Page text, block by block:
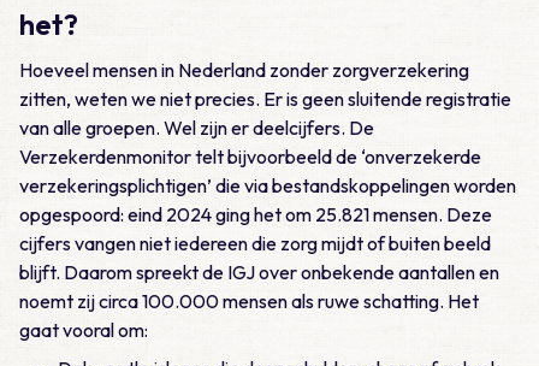
het?
Hoeveel mensen in Nederland zonder zorgverzekering
zitten, weten we niet precies. Er is geen sluitende registratie
van alle groepen. Wel zijn er deelcijfers. De
Verzekerdenmonitor telt bijvoorbeeld de ‘onverzekerde
verzekeringsplichtigen’ die via bestandskoppelingen worden
opgespoord: eind 2024 ging het om 25.821 mensen. Deze
cijfers vangen niet iedereen die zorg mijdt of buiten beeld
blijft. Daarom spreekt de IGJ over onbekende aantallen en
noemt zij circa 100.000 mensen als ruwe schatting. Het
gaat vooral om: